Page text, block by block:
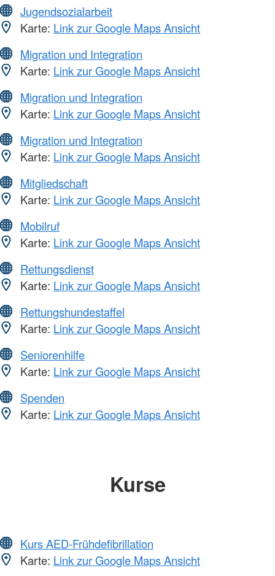
Jugendsozialarbeit
Karte: Link zur Google Maps Ansicht
Migration und Integration
Karte: Link zur Google Maps Ansicht
Migration und Integration
Karte: Link zur Google Maps Ansicht
Migration und Integration
Karte: Link zur Google Maps Ansicht
Mitgliedschaft
Karte: Link zur Google Maps Ansicht
Mobilruf
Karte: Link zur Google Maps Ansicht
Rettungsdienst
Karte: Link zur Google Maps Ansicht
Rettungshundestaffel
Karte: Link zur Google Maps Ansicht
Seniorenhilfe
Karte: Link zur Google Maps Ansicht
Spenden
Karte: Link zur Google Maps Ansicht
Kurse
Kurs AED-Frühdefibrillation
Karte: Link zur Google Maps Ansicht